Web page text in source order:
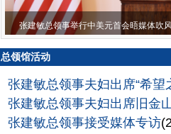
张建敏总领事举行中美元首会晤媒体吹
总领馆活动
张建敏总领事夫妇出席“希望
张建敏总领事夫妇出席旧金
张建敏总领事接受媒体专访